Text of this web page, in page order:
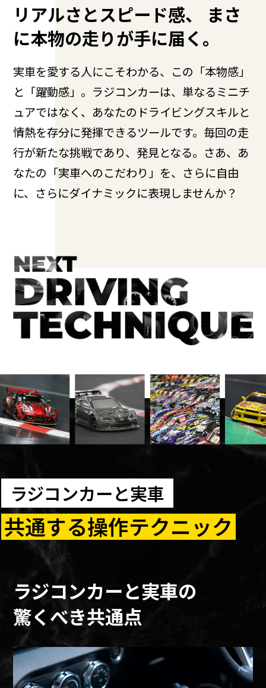
リアルさとスピード感、
まさ
に本物の走りが手に届く。
実車を愛する人にこそわかる、この「本物感」
と「躍動感」。ラジコンカーは、単なるミニチ
ュアではなく、あなたのドライビングスキルと
情熱を存分に発揮できるツールです。毎回の走
行が新たな挑戦であり、発見となる。さあ、あ
なたの「実車へのこだわり」を、さらに自由
に、さらにダイナミックに表現しませんか？
ラジコンカーと実車
共通する操作テクニック
ラジコンカーと実車の
驚くべき共通点